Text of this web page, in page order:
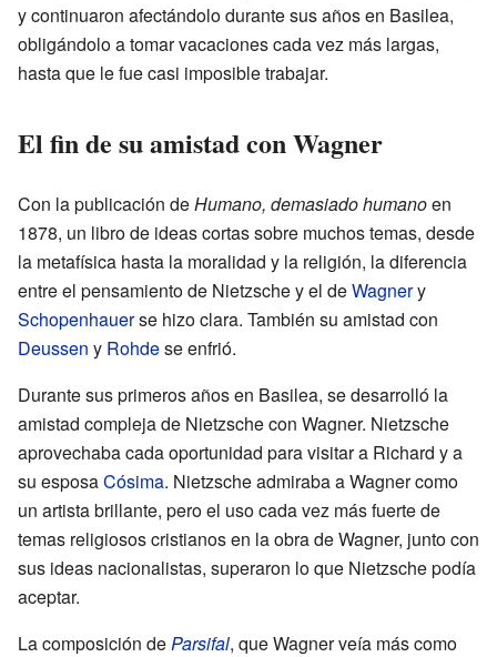
y continuaron afectándolo durante sus años en Basilea,
obligándolo a tomar vacaciones cada vez más largas,
hasta que le fue casi imposible trabajar.
El fin de su amistad con Wagner
Con la publicación deHumano, demasiado humanoen
1878, un libro de ideas cortas sobre muchos temas, desde
la metafísica hasta la moralidad y la religión, la diferencia
entre el pensamiento de Nietzsche y el deWagnery
Schopenhauerse hizo clara. También su amistad con
Deussen y Rohdese enfrió.
Durante sus primeros años en Basilea, se desarrolló la
amistad compleja de Nietzsche con Wagner. Nietzsche
aprovechaba cada oportunidad para visitar a Richard y a
su esposaCósima. Nietzsche admiraba a Wagner como
un artista brillante, pero el uso cada vez más fuerte de
temas religiosos cristianos en la obra de Wagner, junto con
sus ideas nacionalistas, superaron lo que Nietzsche podía
aceptar.
La composición de Parsifal, que Wagner veía más como